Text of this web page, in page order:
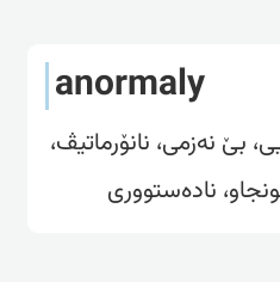
anormaly
بێ نەزمی، نانۆرماتیڤ،
نادەستووری